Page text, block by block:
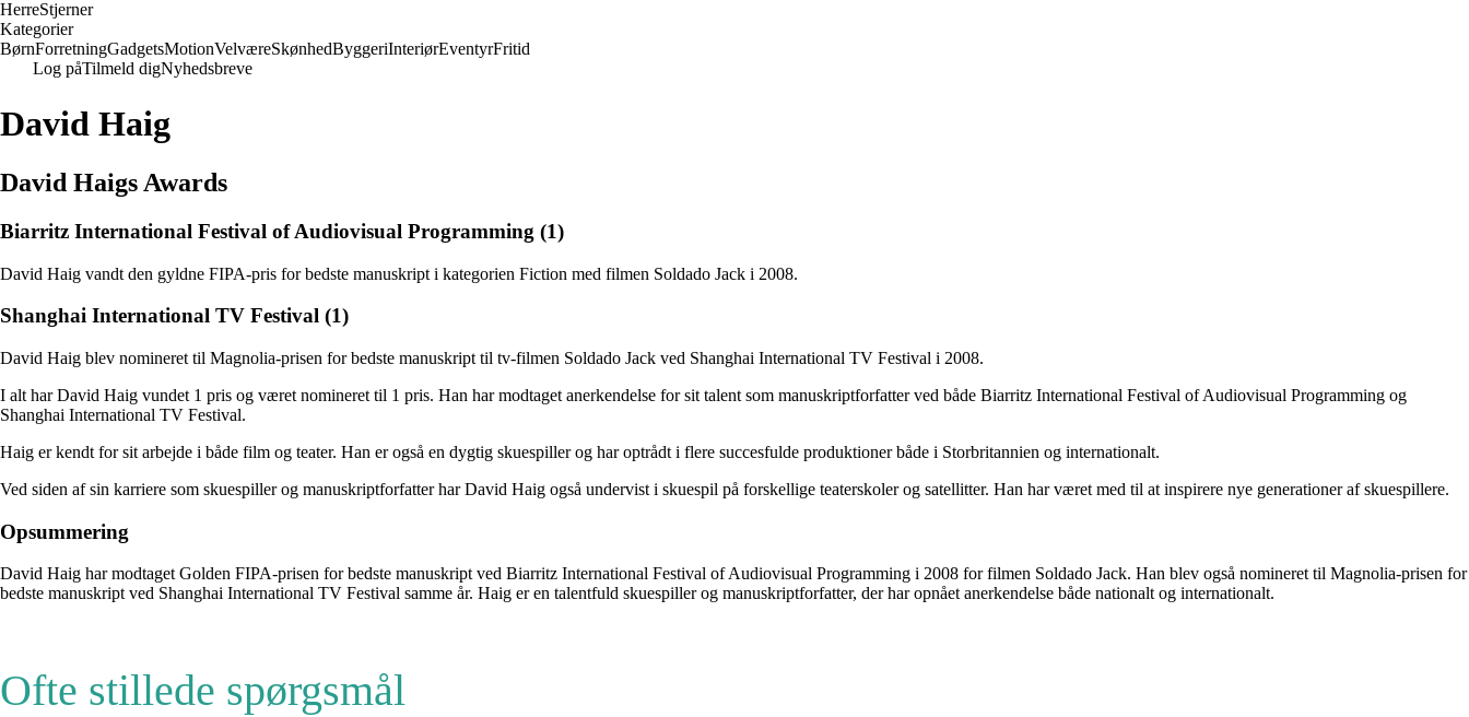
HerreStjerner
Kategorier
BørnForretningGadgetsMotionVelværeSkønhedByggeriInteriørEventyrFritid
Log påTilmeld digNyhedsbreve
David Haig
David Haigs Awards
Biarritz International Festival of Audiovisual Programming (1)
David Haig vandt den gyldne FIPA-pris for bedste manuskript i kategorien Fiction med filmen Soldado Jack i 2008.
Shanghai International TV Festival (1)
David Haig blev nomineret til Magnolia-prisen for bedste manuskript til tv-filmen Soldado Jack ved Shanghai International TV Festival i 2008.
I alt har David Haig vundet 1 pris og været nomineret til 1 pris. Han har modtaget anerkendelse for sit talent som manuskriptforfatter ved både Biarritz International Festival of Audiovisual Programming og
Shanghai International TV Festival.
Haig er kendt for sit arbejde i både film og teater. Han er også en dygtig skuespiller og har optrådt i flere succesfulde produktioner både i Storbritannien og internationalt.
Ved siden af sin karriere som skuespiller og manuskriptforfatter har David Haig også undervist i skuespil på forskellige teaterskoler og satellitter. Han har været med til at inspirere nye generationer af skuespillere.
Opsummering
David Haig har modtaget Golden FIPA-prisen for bedste manuskript ved Biarritz International Festival of Audiovisual Programming i 2008 for filmen Soldado Jack. Han blev også nomineret til Magnolia-prisen for
bedste manuskript ved Shanghai International TV Festival samme år. Haig er en talentfuld skuespiller og manuskriptforfatter, der har opnået anerkendelse både nationalt og internationalt.
Ofte stillede spørgsmål